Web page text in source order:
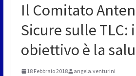
Il Comitato
Sicure sulle TLC:
obiettivo è la
18 Febbraio 2018
angela.venturini